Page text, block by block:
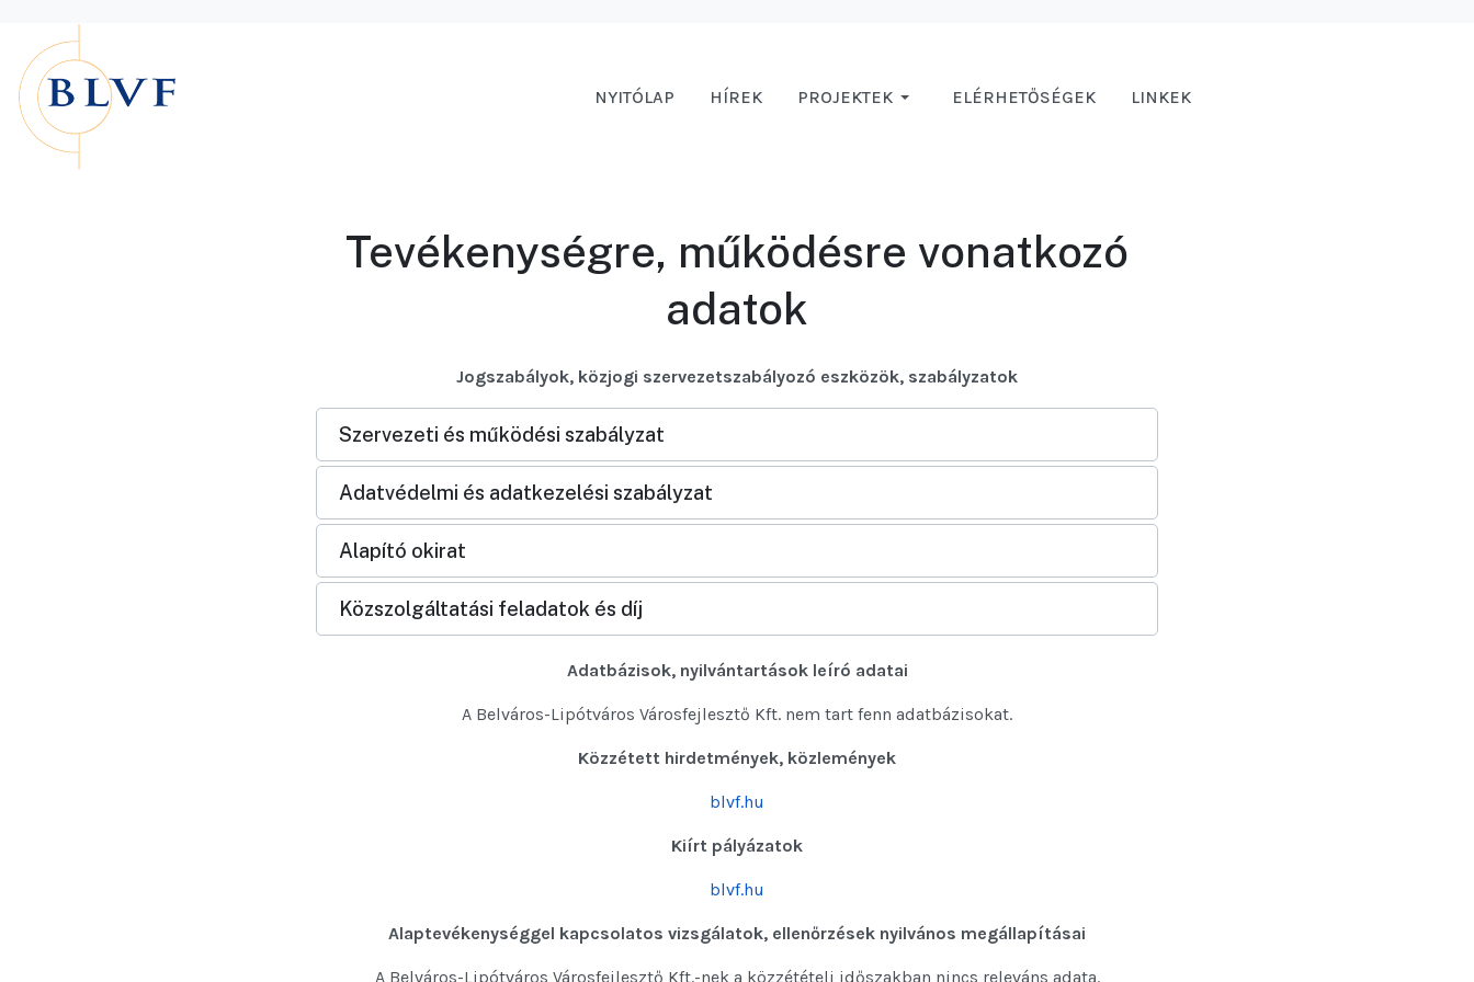
NYITÓLAP HÍREK PROJEKTEK ELÉRHETŐSÉGEK LINKEK
Tevékenységre, működésre vonatkozó
adatok
Jogszabályok, közjogi szervezetszabályozó eszközök, szabályzatok
Szervezeti és működési szabályzat
Adatvédelmi és adatkezelési szabályzat
Alapító okirat
Közszolgáltatási feladatok és díj
Adatbázisok, nyilvántartások leíró adatai
A Belváros-Lipótváros Városfejlesztő Kft. nem tart fenn adatbázisokat.
Közzétett hirdetmények, közlemények
blvf.hu
Kiírt pályázatok
blvf.hu
Alaptevékenységgel kapcsolatos vizsgálatok, ellenőrzések nyilvános megállapításai
A Belváros-Lipótváros Városfejlesztő Kft.-nek a közzétételi időszakban nincs releváns adata.